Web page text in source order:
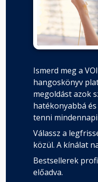
Ismerd meg a
hangoskönyv
megoldást azok
hatékonyabbá
tenni
Válassz a
közül. A kínálat
Bestsellerek
előadva.